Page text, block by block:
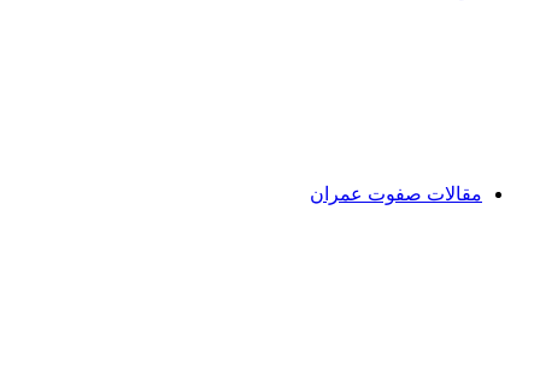
مقالات صفوت عمران